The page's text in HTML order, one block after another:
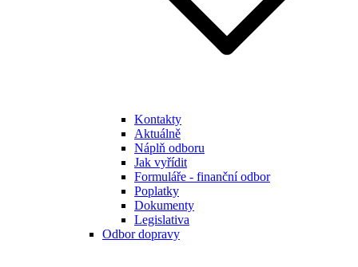
Kontakty
Aktuálně
Náplň odboru
Jak vyřídit
Formuláře - finanční odbor
Poplatky
Dokumenty
Legislativa
Odbor dopravy